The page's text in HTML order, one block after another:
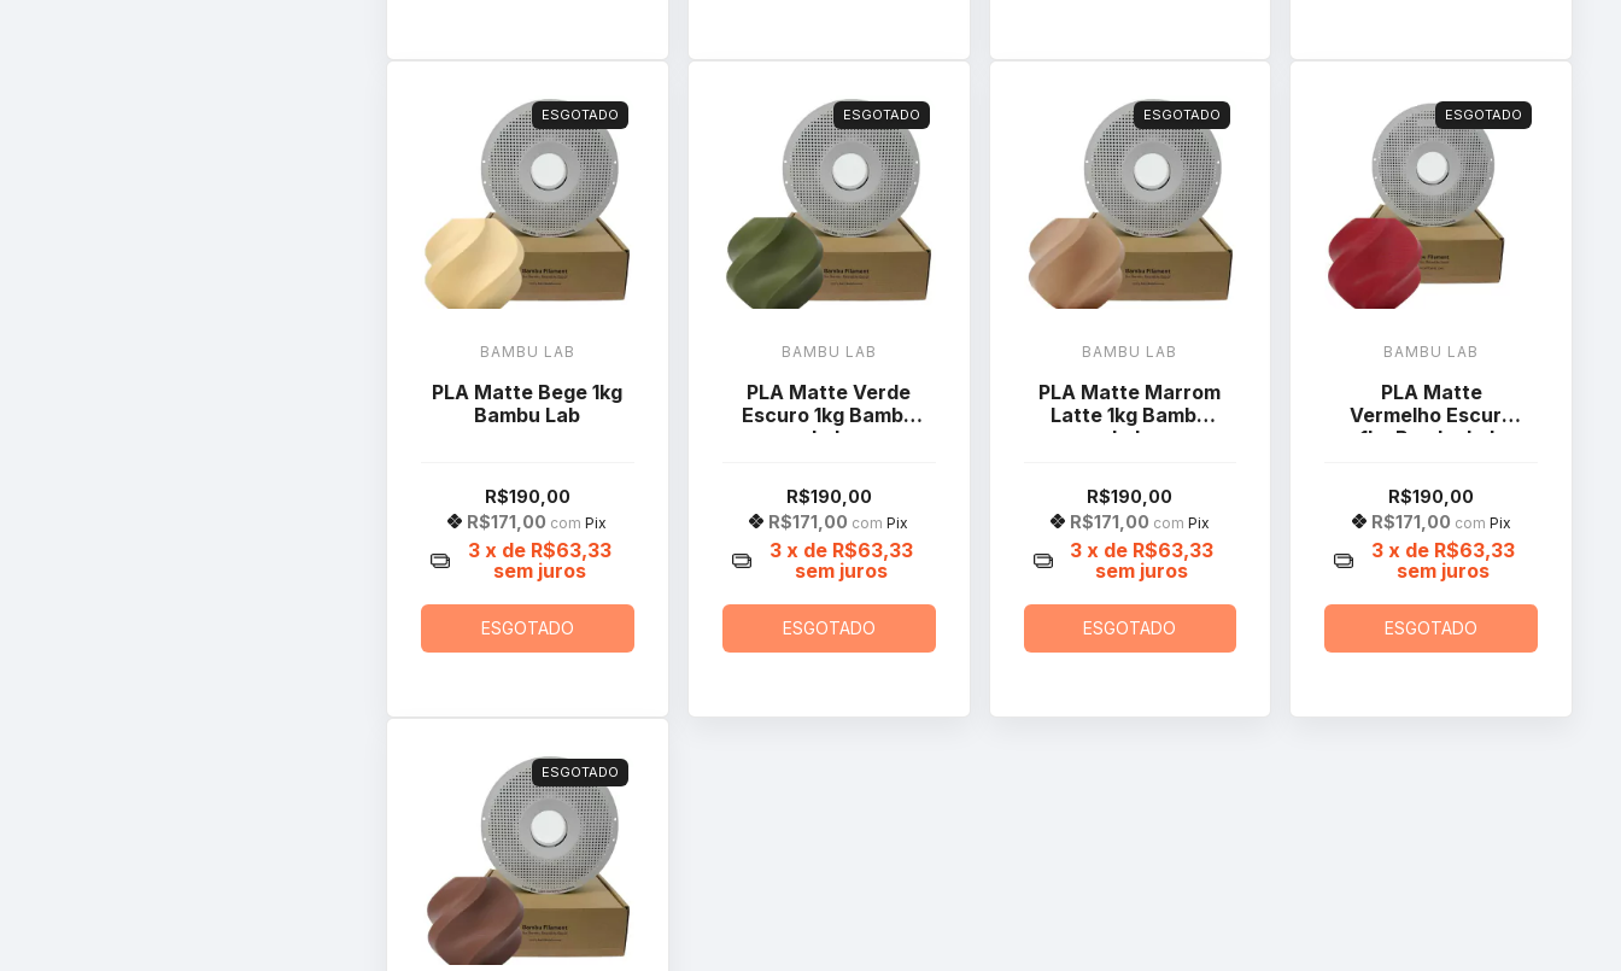
ESGOTADO
BAMBU LAB
PLA Matte Bege 1kg
Bambu Lab
R$190,00
R$171,00 com Pix
3 x de R$63,33
sem juros
ESGOTADO
ESGOTADO
BAMBU LAB
PLA Matte Verde
Escuro 1kg Bambu
Lab
R$190,00
R$171,00 com Pix
3 x de R$63,33
sem juros
ESGOTADO
ESGOTADO
BAMBU LAB
PLA Matte Marrom
Latte 1kg Bambu
Lab
R$190,00
R$171,00 com Pix
3 x de R$63,33
sem juros
ESGOTADO
ESGOTADO
BAMBU LAB
PLA Matte
Vermelho Escuro
1kg Bambu Lab
R$190,00
R$171,00 com Pix
3 x de R$63,33
sem juros
ESGOTADO
ESGOTADO